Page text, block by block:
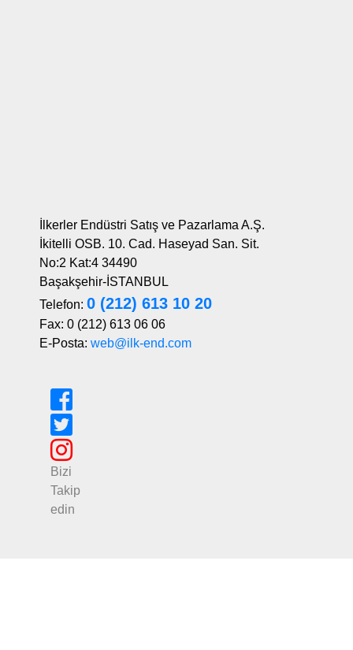
İlkerler Endüstri Satış ve Pazarlama A.Ş.
İkitelli OSB. 10. Cad. Haseyad San. Sit.
No:2 Kat:4 34490
Başakşehir-İSTANBUL
Telefon: 0 (212) 613 10 20
Fax: 0 (212) 613 06 06
E-Posta: web@ilk-end.com
Bizi
Takip
edin